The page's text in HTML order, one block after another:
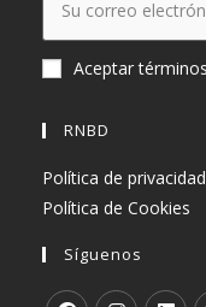
Aceptar
RNBD
Política de privacidad
Política de Cookies
Síguenos